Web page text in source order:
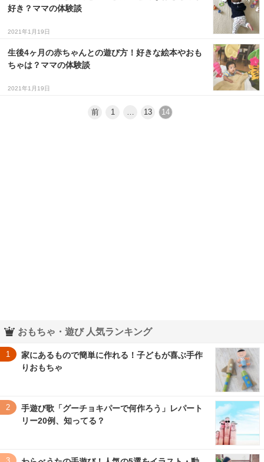
好き？ママの体験談
2021年1月19日
生後4ヶ月の赤ちゃんとの遊び方！好きな絵本やおも
ちゃは？ママの体験談
2021年1月19日
前 1 … 13 14
おもちゃ・遊び 人気ランキング
1
家にあるもので簡単に作れる！子どもが喜ぶ手作
りおもちゃ
2
手遊び歌「グーチョキパーで何作ろう」レパート
リー20例、知ってる？